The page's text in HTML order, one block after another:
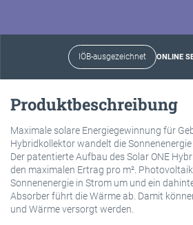
IÖB-ausgezeichnet ONLINE
Produktbeschreibung
Maximale solare Energiegewinnung für
Hybridkollektor wandelt die
Der patentierte Aufbau des Solar ONE
den maximalen Ertrag pro m².
Sonnenenergie in Strom um und ein
Absorber führt die Wärme ab. Damit
und Wärme versorgt werden.